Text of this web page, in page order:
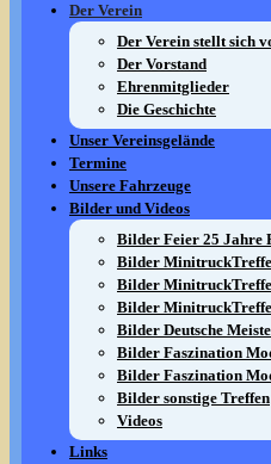
Der Verein
Der Verein stellt sich
Der Vorstand
Ehrenmitglieder
Die Geschichte
Unser Vereinsgelände
Termine
Unsere Fahrzeuge
Bilder und Videos
Bilder Feier 25 Jahre
Bilder
Bilder
Bilder
Bilder Deutsche
Bilder Faszination
Bilder Faszination
Bilder sonstige Treffen
Videos
Links